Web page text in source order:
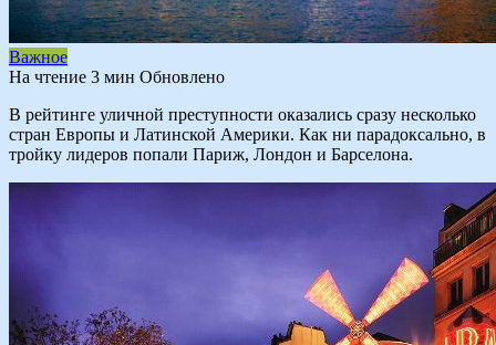
Важное
На чтение 3 мин Обновлено
В рейтинге уличной преступности оказались сразу несколько
стран Европы и Латинской Америки. Как ни парадоксально, в
тройку лидеров попали Париж, Лондон и Барселона.